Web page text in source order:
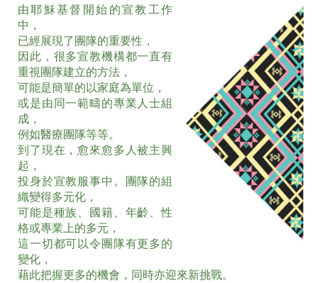
由耶穌基督開始的宣教工作
中，
已經展現了團隊的重要性，
因此，很多宣教機構都一直有
重視團隊建立的方法，
可能是簡單的以家庭為單位，
或是由同一範疇的專業人士組
成，
例如醫療團隊等等。
到了現在，愈來愈多人被主興
起，
投身於宣教服事中。團隊的組
織變得多元化，
可能是種族、國籍、年齡、性
格或專業上的多元，
這一切都可以令團隊有更多的
變化，
藉此把握更多的機會，同時亦迎來新挑戰。